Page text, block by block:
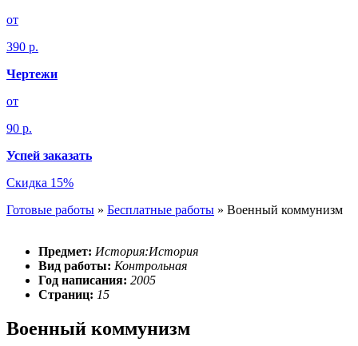
от
390 р.
Чертежи
от
90 р.
Успей заказать
Скидка 15%
Готовые работы » Бесплатные работы » Военный коммунизм
Предмет: История:История
Вид работы: Контрольная
Год написания: 2005
Страниц: 15
Военный коммунизм